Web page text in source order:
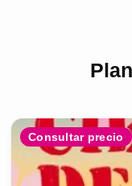
Consultar precio